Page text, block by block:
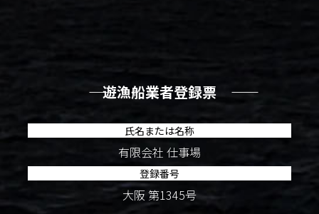
―― 遊漁船業者登録票 ――
氏名または名称
有限会社 仕事場
登録番号
大阪 第1345号